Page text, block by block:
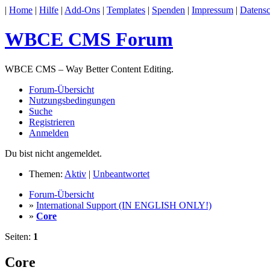
| Home | Hilfe | Add-Ons | Templates | Spenden | Impressum |
WBCE CMS Forum
WBCE CMS – Way Better Content Editing.
Forum-Übersicht
Nutzungsbedingungen
Suche
Registrieren
Anmelden
Du bist nicht angemeldet.
Themen: Aktiv | Unbeantwortet
Forum-Übersicht
» International Support (IN ENGLISH ONLY!)
» Core
Seiten: 1
Core